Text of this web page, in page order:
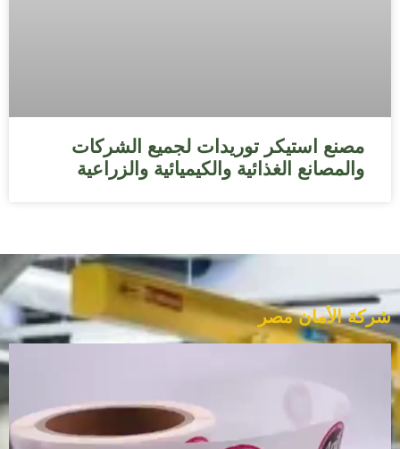
مصنع استيكر توريدات لجميع الشركات
والمصانع الغذائية والكيميائية والزراعية
شركة الأمان مصر